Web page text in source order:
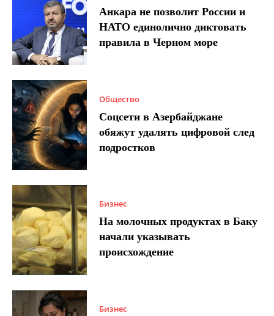
Анкара не позволит России и
НАТО единолично диктовать
правила в Черном море
Общество
Соцсети в Азербайджане
обяжут удалять цифровой след
подростков
Бизнес
На молочных продуктах в Баку
начали указывать
происхождение
Бизнес